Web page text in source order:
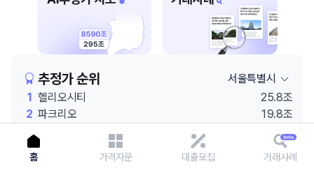
추정가 순위
서울특별시
1 헬리오시티
25.8조
2 파크리오
19.8조
19.6조
4 잠실엘스
19.3조
5
래미안 원베일리 19.1조
홈 가격자문 대출모집 거래사례